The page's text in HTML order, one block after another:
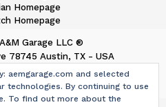
Homepage
Homepage
Garage LLC ®
78745 Austin, TX - USA
team@aemgarage.com
aemgarage.com and selected
technologies. By continuing to use
To find out more about the